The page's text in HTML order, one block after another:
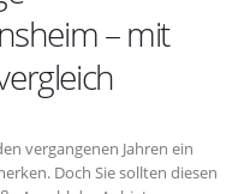
– mit
vergangenen Jahren ein
Doch Sie sollten diesen